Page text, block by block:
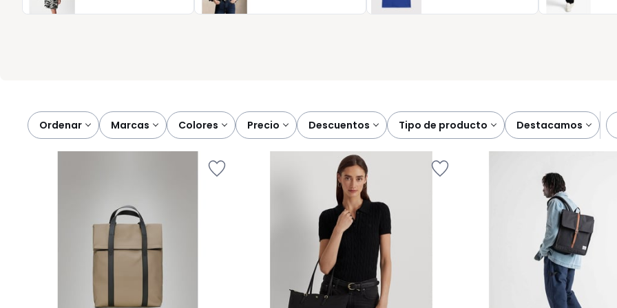
cuidado, su practicidad y su acabado impecable. Aprovecha nuestras rebajas en bolsos de mujer y encuentra ese
Ordenar
marcas colores precio descuentos tipo de producto destacamos